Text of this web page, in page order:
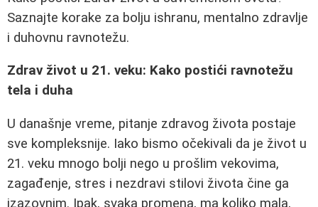
Saznajte korake za bolju ishranu, mentalno zdravlje
i duhovnu ravnotežu.
Zdrav život u 21. veku: Kako postići ravnotežu
tela i duha
U današnje vreme, pitanje zdravog života postaje
sve kompleksnije. Iako bismo očekivali da je život u
21. veku mnogo bolji nego u prošlim vekovima,
zagađenje, stres i nezdravi stilovi života čine ga
izazovnim. Ipak, svaka promena, ma koliko mala,